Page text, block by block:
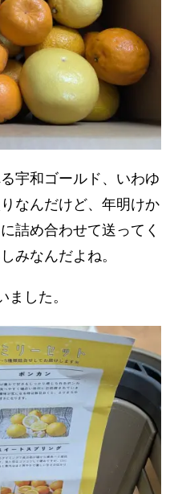
宇和ゴールド、いわゆ
なんだけど、年明けか
詰め合わせて送ってく
みなんだよね。
した。